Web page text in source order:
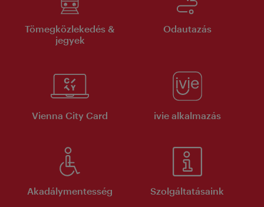
Tömegközlekedés &
jegyek
Odautazás
Vienna City Card ivie alkalmazás
Akadálymentesség Szolgáltatásaink